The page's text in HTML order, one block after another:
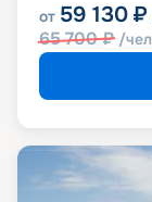
от 59 130 ₽
65 700₽ /чел